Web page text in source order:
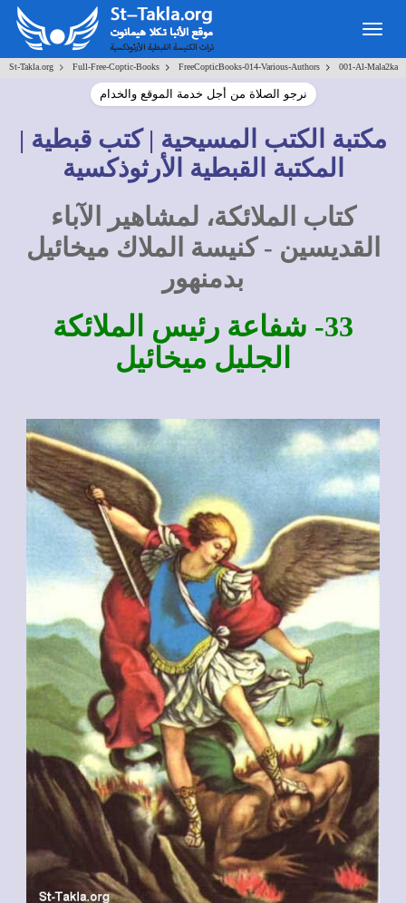
St-Takla.org> Full-Free-Coptic-Books> FreeCopticBooks-014-Various-Authors> 001-Al-Mala2ka
نرجو الصلاة من أجل خدمة الموقع والخدام
مكتبة الكتب المسيحية | كتب قبطية |
المكتبة القبطية الأرثوذكسية
كتاب الملائكة، لمشاهير الآباء
القديسين - كنيسة الملاك ميخائيل
بدمنهور
33- شفاعة رئيس الملائكة
الجليل ميخائيل